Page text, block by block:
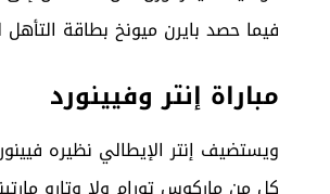
فيما حصد بايرن ميونخ بطاقة
مباراة إنتر وفيينورد